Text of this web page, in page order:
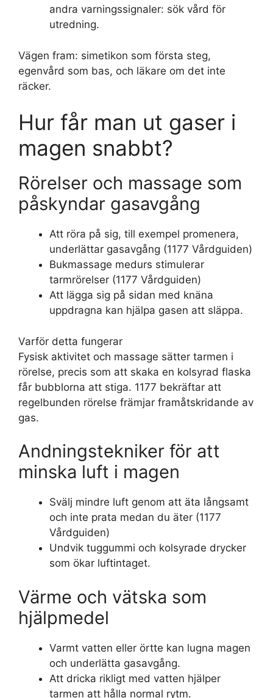
andra varningssignaler: sök vård för
utredning.
Vägen fram: simetikon som första steg,
egenvård som bas, och läkare om det inte
räcker.
Hur får man ut gaser i
magen snabbt?
Rörelser och massage som
påskyndar gasavgång
Att röra på sig, till exempel promenera,
underlättar gasavgång (1177 Vårdguiden)
Bukmassage medurs stimulerar
tarmrörelser (1177 Vårdguiden)
Att lägga sig på sidan med knäna
uppdragna kan hjälpa gasen att släppa.
Varför detta fungerar
Fysisk aktivitet och massage sätter tarmen i
rörelse, precis som att skaka en kolsyrad flaska
får bubblorna att stiga. 1177 bekräftar att
regelbunden rörelse främjar framåtskridande av
gas.
Andningstekniker för att
minska luft i magen
Svälj mindre luft genom att äta långsamt
och inte prata medan du äter (1177
Vårdguiden)
Undvik tuggummi och kolsyrade drycker
som ökar luftintaget.
Värme och vätska som
hjälpmedel
Varmt vatten eller örtte kan lugna magen
och underlätta gasavgång.
Att dricka rikligt med vatten hjälper
tarmen att hålla normal rytm.